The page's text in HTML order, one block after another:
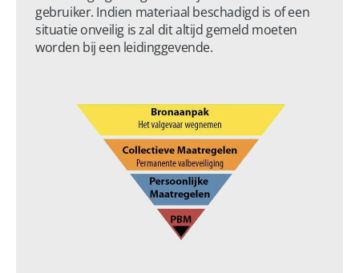
gebruiker. Indien materiaal beschadigd is of een
situatie onveilig is zal dit altijd gemeld moeten
worden bij een leidinggevende.